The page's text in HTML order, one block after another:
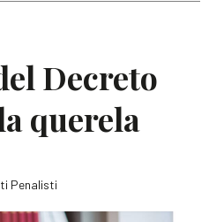
Decreto
querela
Penalisti